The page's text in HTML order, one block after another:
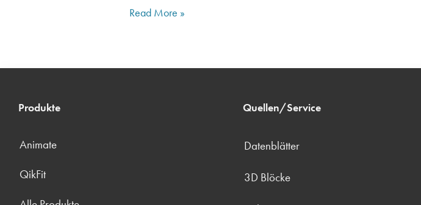
Read More »
Produkte
Animate
QikFit
Quellen/Service
Datenblätter
3D Blöcke